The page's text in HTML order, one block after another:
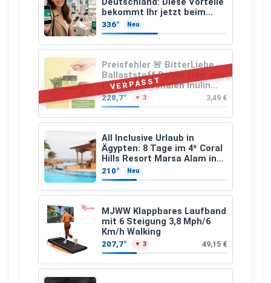
bekommt Ihr jetzt beim
Schuhkauf
336° Neu
VERPASST
Preisfehler 🚨 BitterLiebe
Ballaststoff Pulver (Mix aus
Flohsamenschalen Inulin
(Präbiotika) Leinsamen &
Apfelfaser)
228,7° ▼ 3 3,49 €
All Inclusive Urlaub in
Ägypten: 8 Tage im 4* Coral
Hills Resort Marsa Alam inkl.
Flüge ab 299 € p.P.
210° Neu
MJWW Klappbares Laufband
mit 6 Steigung 3,8 Mph/6
Km/h Walking
207,7° ▼ 3 49,15 €